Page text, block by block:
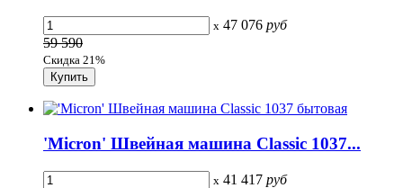
x 47 076 руб
59 590
Скидка 21%
'Micron' Швейная машина Classic 1037...
x 41 417 руб